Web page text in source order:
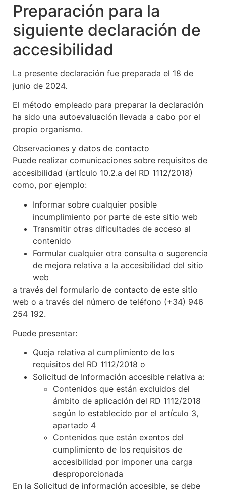
Preparación para la
siguiente declaración de
accesibilidad
La presente declaración fue preparada el 18 de
junio de 2024.
El método empleado para preparar la declaración
ha sido una autoevaluación llevada a cabo por el
propio organismo.
Observaciones y datos de contacto
Puede realizar comunicaciones sobre requisitos de
accesibilidad (artículo 10.2.a del RD 1112/2018)
como, por ejemplo:
Informar sobre cualquier posible
incumplimiento por parte de este sitio web
Transmitir otras dificultades de acceso al
contenido
Formular cualquier otra consulta o sugerencia
de mejora relativa a la accesibilidad del sitio
web
a través del formulario de contacto de este sitio
web o a través del número de teléfono (+34) 946
254 192.
Puede presentar:
Queja relativa al cumplimiento de los
requisitos del RD 1112/2018 o
Solicitud de Información accesible relativa a:
Contenidos que están excluidos del
ámbito de aplicación del RD 1112/2018
según lo establecido por el artículo 3,
apartado 4
Contenidos que están exentos del
cumplimiento de los requisitos de
accesibilidad por imponer una carga
desproporcionada
En la Solicitud de información accesible, se debe